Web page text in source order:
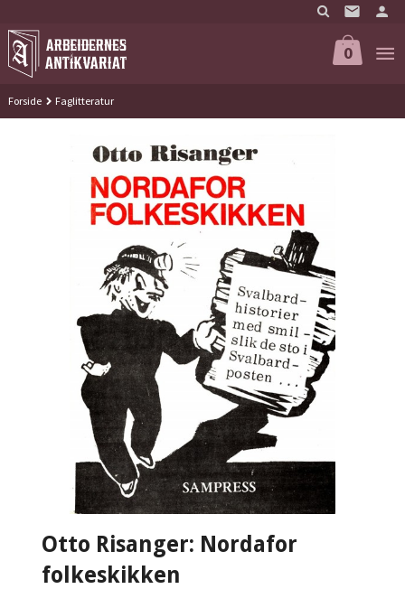
til
innholdet
0
Forside Faglitteratur
Otto Risanger: Nordafor
folkeskikken